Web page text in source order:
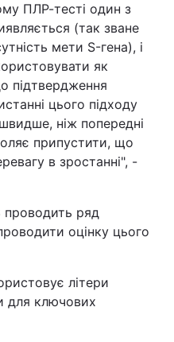
ПЛР-тесті один з
(так зване
мети S-гена), і
як
підтвердження
цього підходу
ніж попередні
припустити, що
в зростанні", -
ряд
оцінку цього
літери
для ключових